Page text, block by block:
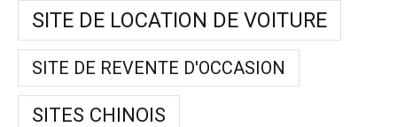
SITE DE LOCATION DE VOITURE
SITE DE REVENTE D'OCCASION
SITES CHINOIS